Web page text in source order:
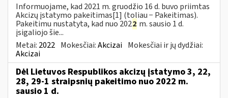
Informuojame, kad 2021 m. gruodžio 16 d. buvo priimtas
Akcizų įstatymo pakeitimas[1] (toliau − Pakeitimas).
Pakeitimu nustatyta, kad nuo 2022 m. sausio 1 d.
įsigaliojo šie...
Metai: 2022 Mokesčiai:Akcizai Mokesčiai ir jų dydžiai:
Akcizai
Dėl Lietuvos Respublikos akcizų įstatymo 3, 22,
28, 29-1 straipsnių pakeitimo nuo 2022 m.
sausio 1 d.